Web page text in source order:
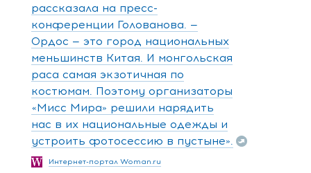
рассказала на пресс-
конференции Голованова. —
Ордос — это город национальных
меньшинств Китая. И монгольская
раса самая экзотичная по
костюмам. Поэтому организаторы
«Мисс Мира» решили нарядить
нас в их национальные одежды и
устроить фотосессию в пустыне».
Интернет-портал Woman.ru